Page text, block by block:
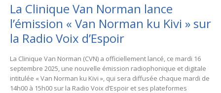
La Clinique Van Norman lance
l’émission « Van Norman ku Kivi » sur
la Radio Voix d’Espoir
La Clinique Van Norman (CVN) a officiellement lancé, ce mardi 16
septembre 2025, une nouvelle émission radiophonique et digitale
intitulée « Van Norman ku Kivi », qui sera diffusée chaque mardi de
14h00 à 15h00 sur la Radio Voix d’Espoir et ses plateformes